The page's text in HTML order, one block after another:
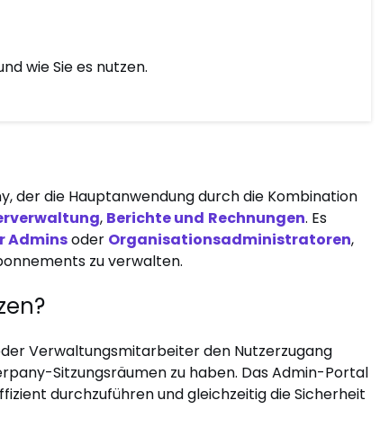
wie Sie es nutzen.
der die Hauptanwendung durch die Kombination
, Berichte und Rechnungen. Es
Adminsoder Organisationsadministratoren,
zu verwalten.
Verwaltungsmitarbeiter den Nutzerzugang
Sitzungsräumen zu haben. Das Admin-Portal
durchzuführen und gleichzeitig die Sicherheit